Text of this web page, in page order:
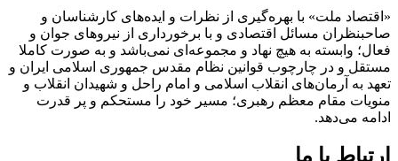
«اقتصاد ملت» با بهره‌گیری از نظرات و ایده‌های کارشناسان و
صاحبنظران مسائل اقتصادی و با برخورداری از نیروهای جوان و
فعال؛ وابسته به هیچ نهاد و مجموعه‌ای نمی‌‌باشد و به صورت کاملا
مستقل و در چارچوب قوانین نظام مقدس جمهوری اسلامی ایران و
تعهد به آرمان‌های انقلاب اسلامی و امام راحل و شهیدان انقلاب و
منویات مقام معظم رهبری؛ مسیر خود را مستحکم و پر قدرت
ادامه می‌دهد.
ارتباط با ما